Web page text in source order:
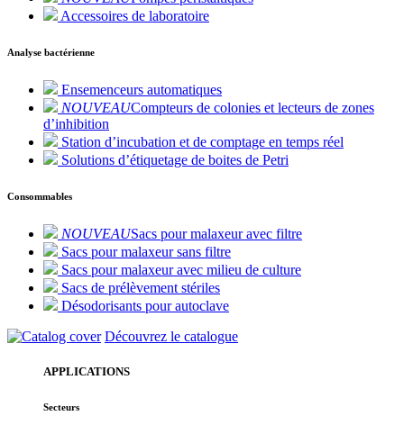
Accessoires de laboratoire
Analyse bactérienne
Ensemenceurs automatiques
NOUVEAUCompteurs de colonies et lecteurs de zones
d’inhibition
Station d’incubation et de comptage en temps réel
Solutions d’étiquetage de boites de Petri
Consommables
NOUVEAUSacs pour malaxeur avec filtre
Sacs pour malaxeur sans filtre
Sacs pour malaxeur avec milieu de culture
Sacs de prélèvement stériles
Désodorisants pour autoclave
Découvrez le catalogue
APPLICATIONS
Secteurs